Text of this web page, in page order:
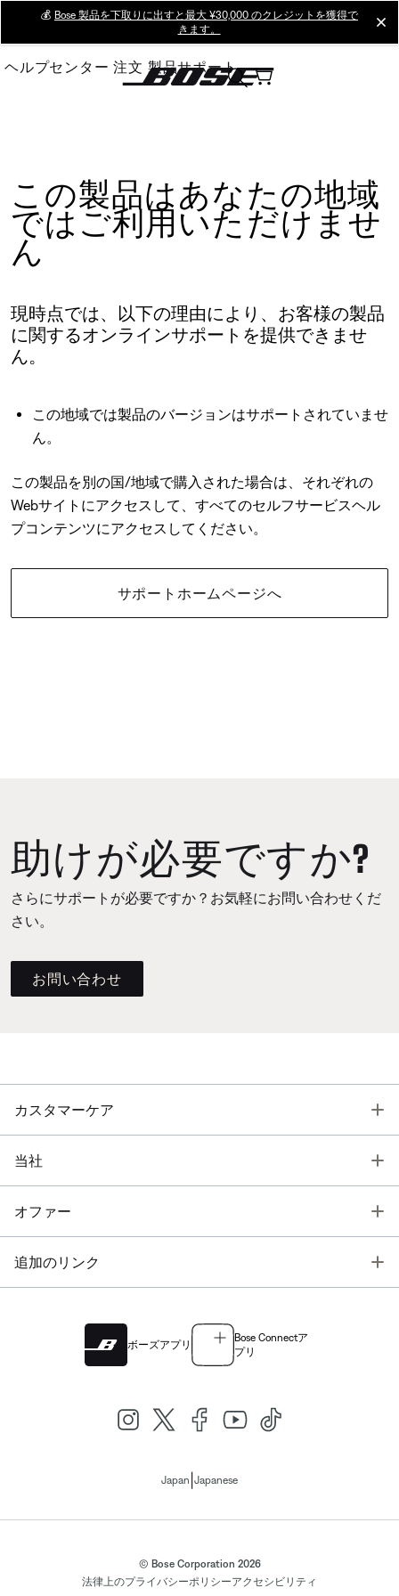
Main
💰 Bose 製品を下取りに出すと最大 ¥30,000 のクレジットを獲得で
きます。
ヘルプセンター 注文 製品サポート
この製品はあなたの地域
ではご利用いただけませ
ん
現時点では、以下の理由により、お客様の製品
に関するオンラインサポートを提供できませ
ん。
この地域では製品のバージョンはサポートされていませ
ん。
この製品を別の国/地域で購入された場合は、それぞれの
Webサイトにアクセスして、すべてのセルフサービスヘル
プコンテンツにアクセスしてください。
サポートホームページへ
助けが必要ですか?
さらにサポートが必要ですか？お気軽にお問い合わせくだ
さい。
お問い合わせ
カスタマーケア
当社
オファー
追加のリンク
ボーズアプリ
Bose Connectア
プリ
Japan Japanese
© Bose Corporation 2026
法律上のプライバシーポリシーアクセシビリティ